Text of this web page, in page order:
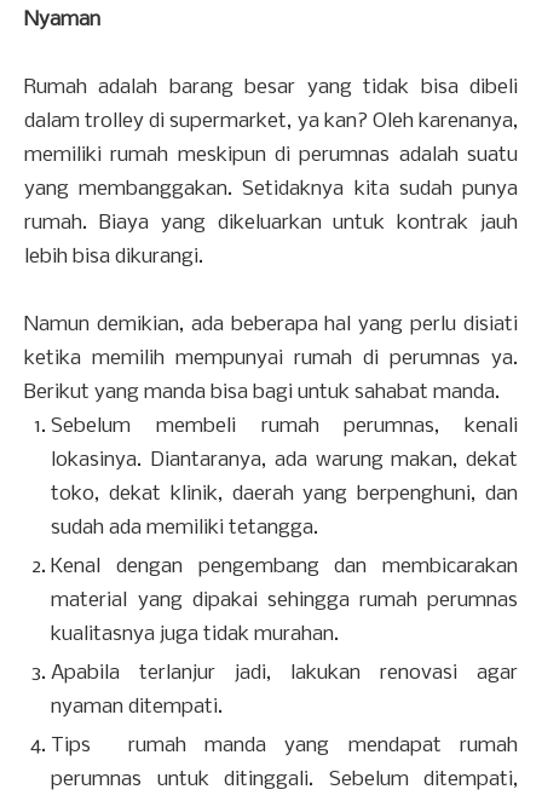
Nyaman
Rumah adalah barang besar yang tidak bisa dibeli
dalam trolley di supermarket, ya kan? Oleh karenanya,
memiliki rumah meskipun di perumnas adalah suatu
yang membanggakan. Setidaknya kita sudah punya
rumah. Biaya yang dikeluarkan untuk kontrak jauh
lebih bisa dikurangi.
Namun demikian, ada beberapa hal yang perlu disiati
ketika memilih mempunyai rumah di perumnas ya.
Berikut yang manda bisa bagi untuk sahabat manda.
Sebelum membeli rumah perumnas, kenali
lokasinya. Diantaranya, ada warung makan, dekat
toko, dekat klinik, daerah yang berpenghuni, dan
sudah ada memiliki tetangga.
Kenal dengan pengembang dan membicarakan
material yang dipakai sehingga rumah perumnas
kualitasnya juga tidak murahan.
Apabila terlanjur jadi, lakukan renovasi agar
nyaman ditempati.
Tips rumah manda yang mendapat rumah
perumnas untuk ditinggali. Sebelum ditempati,